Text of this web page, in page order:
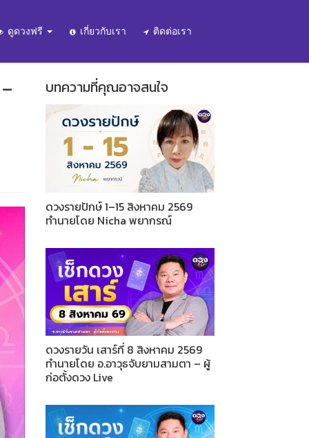
ดูดวงฟรี เกี่ยวกับเรา ติดต่อเรา
บทความที่คุณอาจสนใจ
ดวงรายปักษ์ 1–15 สิงหาคม 2569
ทำนายโดย Nicha พยากรณ์
ดวงรายวัน เสาร์ที่ 8 สิงหาคม 2569
ทำนายโดย อ.อาวุธจับยามสามตา – ผู้
ก่อตั้งดวง Live